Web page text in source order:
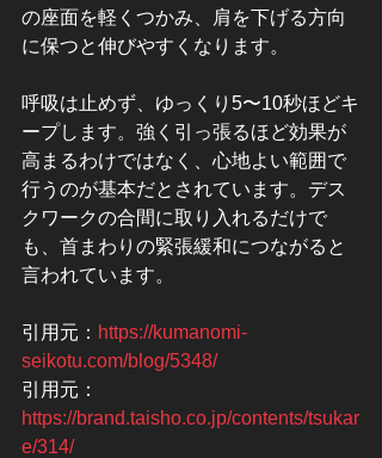
の座面を軽くつかみ、肩を下げる方向
に保つと伸びやすくなります。
呼吸は止めず、ゆっくり5〜10秒ほどキ
ープします。強く引っ張るほど効果が
高まるわけではなく、心地よい範囲で
行うのが基本だとされています。デス
クワークの合間に取り入れるだけで
も、首まわりの緊張緩和につながると
言われています。
引用元： https://kumanomi-
seikotu.com/blog/5348/
引用元：
https://brand.taisho.co.jp/contents/tsukar
e/314/